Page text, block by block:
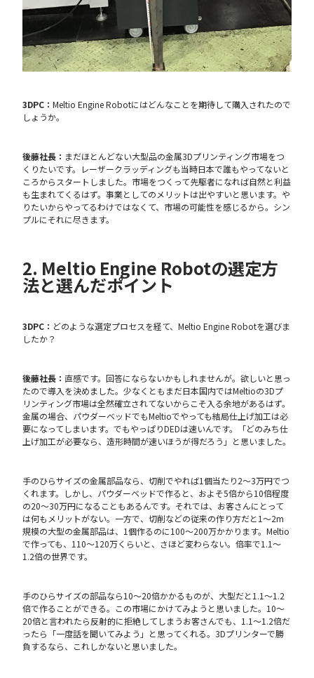
3DPC：Meltio Engine Robotにはどんなことを期待して購入されたので
しょうか。
後藤社長： まだほとんどない大型品の金属3Dプリンティング市場をつ
くりたいです。レーザークラッディングも当時日本で誰もやってないと
ころからスタートしました。市場をつくって先駆者になれば自然と利益
も生まれてくるはず。事業としてのメリットは出やすいと思います。や
りたいからやってるわけではなくて、市場の可能性を感じるから。シン
プルにそれに尽きます。
2. Meltio Engine Robotの選定方
法と選んだポイント
3DPC： どのような選定プロセスを経て、Meltio Engine Robotを選びま
したか？
後藤社長： 直感です。回答にならないかもしれませんが。欲しいと思っ
たので導入を決めました。少なくともまだ日本国内ではMeltioの3Dプ
リンティング市場は全然確立されてないからこそ入る余地があるはず。
金属の場合、パウダーベッドでもMeltioでやっても結局仕上げ加工は必
要になってしまいます。でもやっぱりDEDは速いんです。「どのみち仕
上げ加工が必要なら、造形時間が速いほうが得だろう」と思いました。
手のひらサイズの金属部品なら、切削でやれば1個当たり2〜3万円でつ
くれます。しかし、パウダーベッドで作ると、およそ5倍から10倍程度
の20〜30万円になることもあるんです。それでは、お客さんにとって
は何もメリットがない。一方で、切削などの従来の作り方だと1〜2m
規模の大型の金属部品は、1個作るのに100〜200万かかります。Meltio
で作っても、110〜120万くらいと、さほど変わらない。倍率で1.1〜
1.2倍の世界です。
手のひらサイズの部品なら10〜20倍かかるものが、大型だと1.1〜1.2
倍で作ることができる。この市場にかけてみようと思いました。10〜
20倍と言われたら反射的に拒絶してしまうお客さんでも、1.1〜1.2倍だ
ったら「一度話を聞いてみよう」と思ってくれる。3Dプリンターで勝
負するなら、これしかないと思いました。